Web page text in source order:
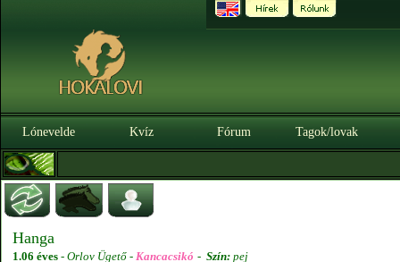
Lónevelde Kvíz Fórum Tagok/lovak
Hanga
1.06 éves - Orlov Ügető - Kancacsikó - Szín: pej